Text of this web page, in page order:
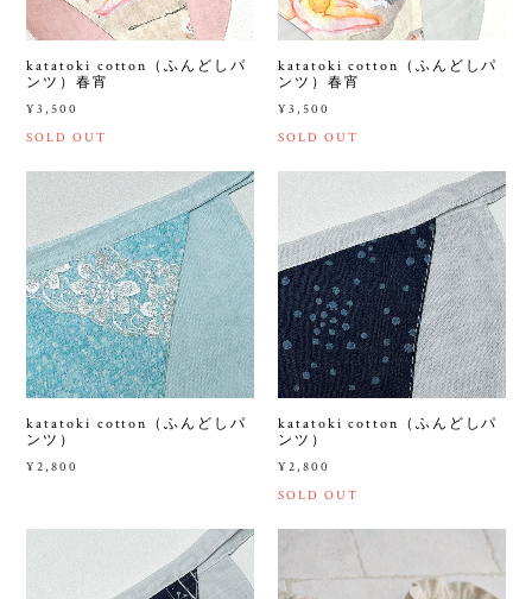
katatoki cotton（ふんどしパ
ンツ）春宵
¥3,500
SOLD OUT
katatoki cotton（ふんどしパ
ンツ）春宵
¥3,500
SOLD OUT
katatoki cotton（ふんどしパ
ンツ）
¥2,800
katatoki cotton（ふんどしパ
ンツ）
¥2,800
SOLD OUT